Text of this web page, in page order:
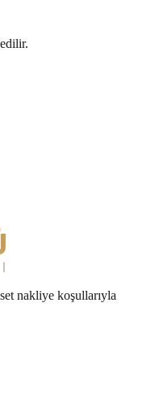
nakliye koşullarıyla